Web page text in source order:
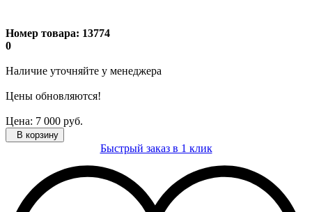
Номер товара: 13774
0
Наличие уточняйте у менеджера
Цены обновляются!
Цена: 7 000 руб.
В корзину
Быстрый заказ в 1 клик